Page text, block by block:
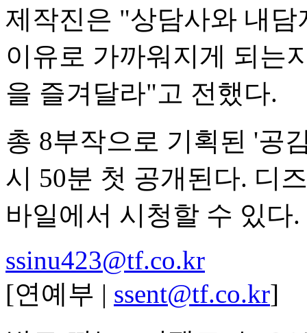
제작진은 "상담사와 내
이유로 가까워지게 되는
을 즐겨달라"고 전했다.
총 8부작으로 기획된 '공
시 50분 첫 공개된다. 디
바일에서 시청할 수 있다.
ssinu423@tf.co.kr
[연예부 | ssent@tf.co.kr]